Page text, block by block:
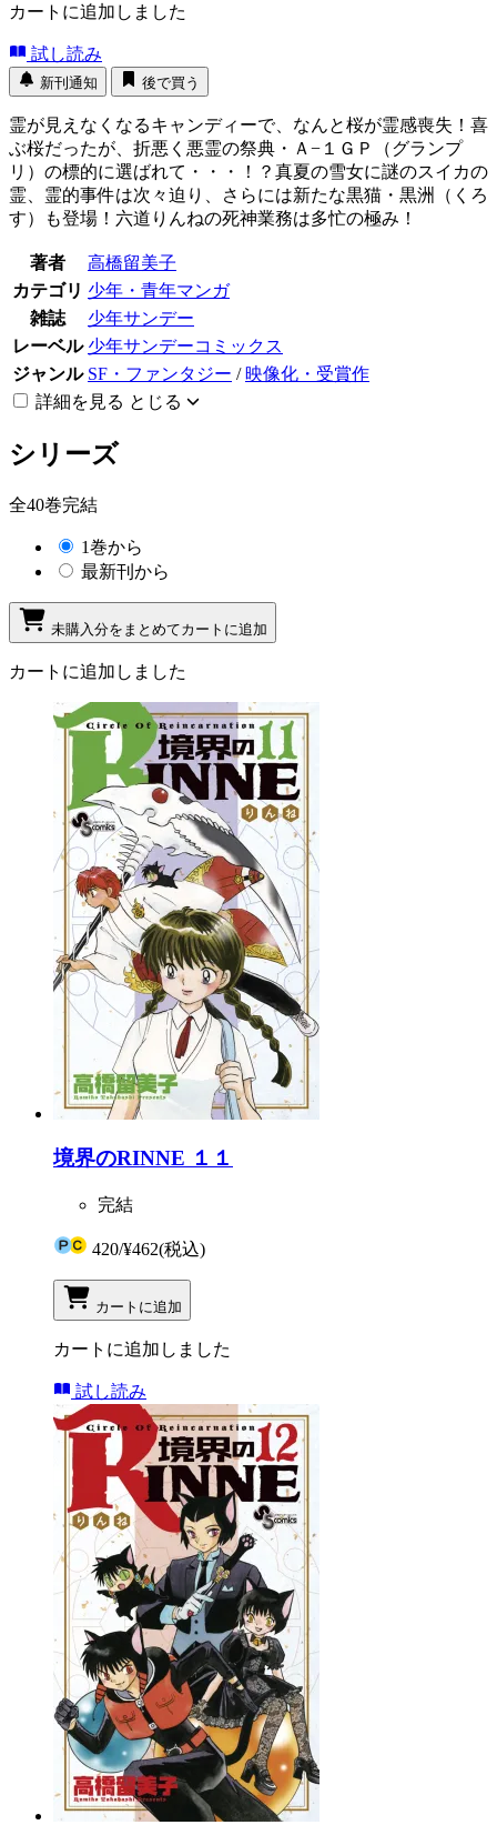
カートに追加しました
試し読み
新刊通知 後で買う
霊が見えなくなるキャンディーで、なんと桜が霊感喪失！喜
ぶ桜だったが、折悪く悪霊の祭典・Ａ−１ＧＰ（グランプ
リ）の標的に選ばれて・・・！？真夏の雪女に謎のスイカの
霊、霊的事件は次々迫り、さらには新たな黒猫・黒洲（くろ
す）も登場！六道りんねの死神業務は多忙の極み！
著者
高橋留美子
カテゴリ 少年・青年マンガ
雑誌
少年サンデー
レーベル 少年サンデーコミックス
ジャンル SF・ファンタジー / 映像化・受賞作
詳細を見る とじる
シリーズ
全40巻完結
1巻から
最新刊から
未購入分をまとめてカートに追加
カートに追加しました
境界のRINNE １１
完結
420/¥462(税込)
カートに追加
カートに追加しました
試し読み